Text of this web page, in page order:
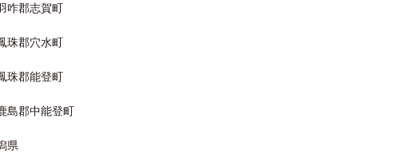
咋郡志賀町
珠郡穴水町
珠郡能登町
島郡中能登町
県